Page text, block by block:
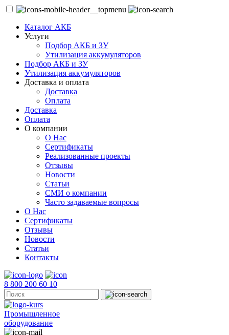
Каталог АКБ
Услуги
Подбор АКБ и ЗУ
Утилизация аккумуляторов
Подбор АКБ и ЗУ
Утилизация аккумуляторов
Доставка и оплата
Доставка
Оплата
Доставка
Оплата
О компании
О Нас
Сертификаты
Реализованные проекты
Отзывы
Новости
Статьи
СМИ о компании
Часто задаваемые вопросы
О Нас
Сертификаты
Отзывы
Новости
Статьи
Контакты
8 800 200 60 10
Промышленное
оборудование